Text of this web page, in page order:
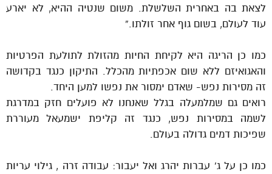
לצאת בה באחרית השלשלת. משום שנטיה ההיא, לא יארע
עוד לעולם, בשום גוף אחר זולתו.”
כמו כן הריגה היא לקיחת החיות מהזולת לתולעת הפרטיות
והאגואיזם ללא שום אכפתיות מהכלל. התיקון כנגד בקדושה
זה מסירות נפש- שאדם ימסור את נפשו למען היחד.
רואים גם שמלמעלה בגלל שאנחנו לא פועלים חזק במדרגת
לשמה במסירות נפש, כנגד זה קליפת ישמעאל מעוררת
שפיכות דמים גדולה בעולם.
כמו כן על ג’ עברות יהרג ואל יעבור: עבודה זרה , גילוי עריות